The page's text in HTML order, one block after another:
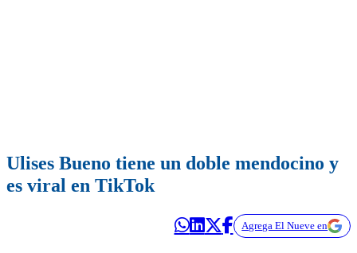
Ulises Bueno tiene un doble mendocino y
es viral en TikTok
Agrega El Nueve en